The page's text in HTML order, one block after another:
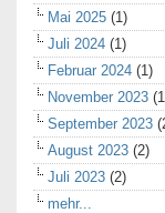
Mai 2025 (1)
Juli 2024 (1)
Februar 2024 (1)
November 2023
September 2023
August 2023 (2)
Juli 2023 (2)
mehr...